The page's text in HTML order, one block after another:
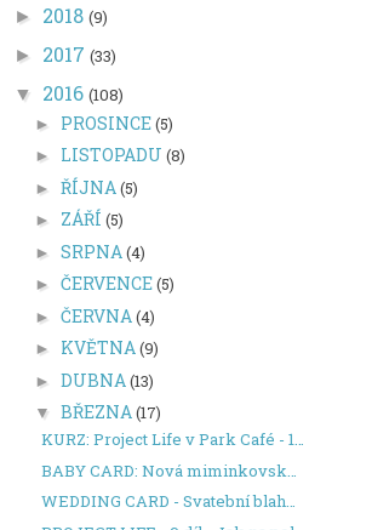
► 2018 (9)
► 2017 (33)
▼ 2016 (108)
► PROSINCE(5)
► LISTOPADU (8)
► ŘÍJNA (5)
► ZÁŘÍ (5)
► SRPNA (4)
► ČERVENCE(5)
► ČERVNA (4)
► KVĚTNA(9)
► DUBNA (13)
▼ BŘEZNA(17)
KURZ: Project Life v Park Café - 17.4.
WEDDING CARD - Svatební blahopřání v mentolové